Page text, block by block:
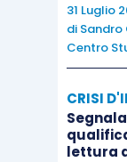
31 Luglio
di
Centro
CRISI
lettura